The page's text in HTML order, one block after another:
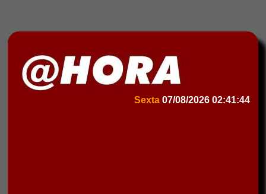
Sexta 07/08/2026 02:41:44